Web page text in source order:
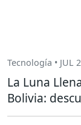
Tecnología • JUL
La Luna
Bolivia: